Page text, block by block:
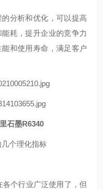
分析和优化，可以提高
耗，提升企业的竞争力
和使用寿命，满足客户
石墨R6340
个理化指标
个行业广泛使用了，但